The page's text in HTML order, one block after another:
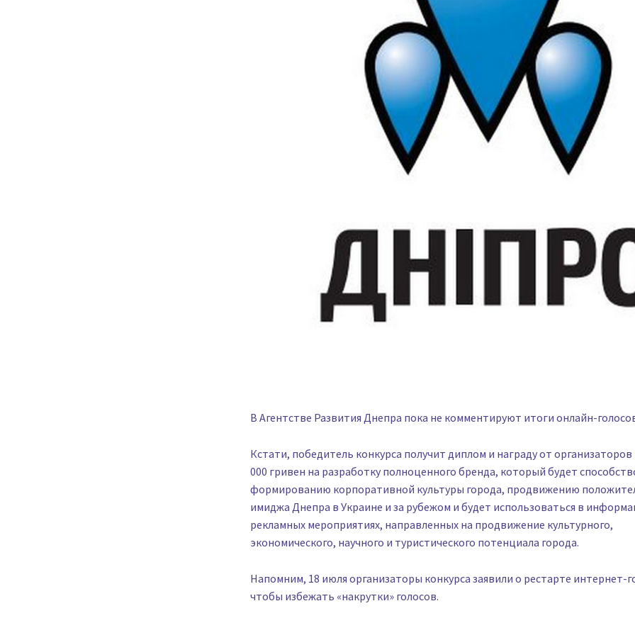
В Агентстве Развития Днепра пока не комментируют итоги онлайн-
Кстати, победитель конкурса получит диплом и награду от организаторов
000 гривен на разработку полноценного бренда, который будет
формированию корпоративной культуры города, продвижению
имиджа Днепра в Украине и за рубежом и будет использоваться в
рекламных мероприятиях, направленных на продвижение культурного,
экономического, научного и туристического потенциала города.
Напомним, 18 июля организаторы конкурса заявили о рестарте интернет-
чтобы избежать «накрутки» голосов.